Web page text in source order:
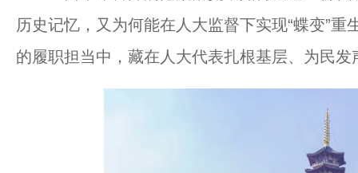
历史记忆，又为何能在人大监督下实现“蝶变”
的履职担当中，藏在人大代表扎根基层、为民发